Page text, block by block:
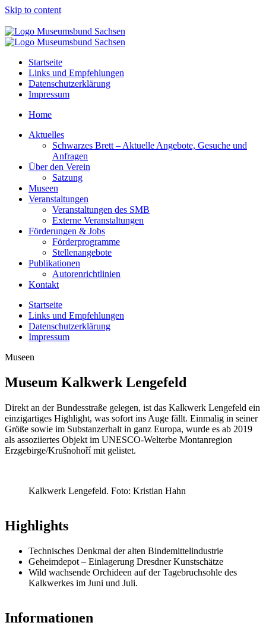
Skip to content
Startseite
Links und Empfehlungen
Datenschutzerklärung
Impressum
Home
Aktuelles
Schwarzes Brett – Aktuelle Angebote, Gesuche und
Anfragen
Über den Verein
Satzung
Museen
Veranstaltungen
Veranstaltungen des SMB
Externe Veranstaltungen
Förderungen & Jobs
Förderprogramme
Stellenangebote
Publikationen
Autorenrichtlinien
Kontakt
Startseite
Links und Empfehlungen
Datenschutzerklärung
Impressum
Museen
Museum Kalkwerk Lengefeld
Direkt an der Bundesstraße gelegen, ist das Kalkwerk Lengefeld ein
einzigartiges Highlight, was sofort ins Auge fällt. Einmalig in seiner
Größe sowie im Substanzerhalt in ganz Europa, wurde es ab 2019
als assoziiertes Objekt im UNESCO-Welterbe Montanregion
Erzgebirge/Krušnohoří mit gelistet.
Kalkwerk Lengefeld. Foto: Kristian Hahn
Highlights
Technisches Denkmal der alten Bindemittelindustrie
Geheimdepot – Einlagerung Dresdner Kunstschätze
Wild wachsende Orchideen auf der Tagebruchsohle des
Kalkwerkes im Juni und Juli.
Informationen